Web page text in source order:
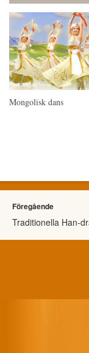
Mongolisk dans
Föregående
Traditionella Han-